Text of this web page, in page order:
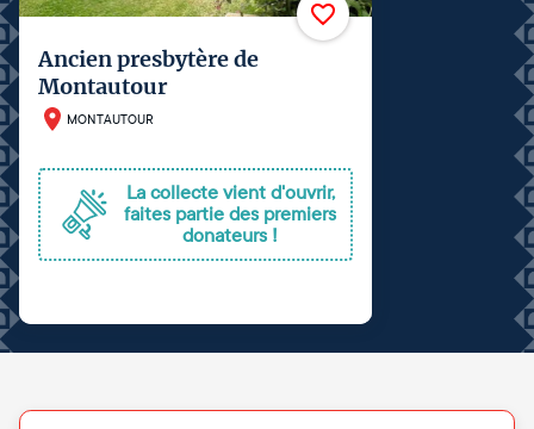
Ancien presbytère de
Montautour
MONTAUTOUR
La collecte vient d'ouvrir,
faites partie des premiers
donateurs !